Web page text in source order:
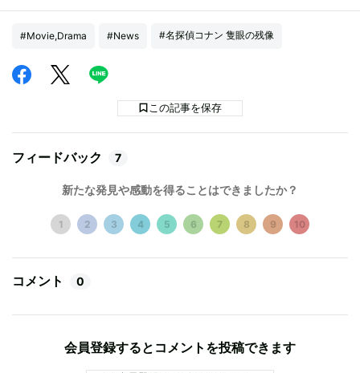
#Movie,Drama #News #名探偵コナン 隻眼の残像
この記事を保存
フィードバック 7
新たな発見や感動を得ることはできましたか？
1 2 3 4 5 6 7 8 9 10
コメント 0
会員登録するとコメントを投稿できます